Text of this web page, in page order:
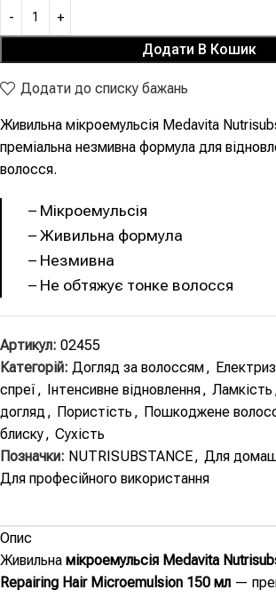
Додати В Кошик
Додати до списку бажань
Живильна мікроемульсія Medavita
преміальна незмивна формула для
волосся.
– Мікроемульсія
– Живильна формула
– Незмивна
– Не обтяжує тонке волосся
Артикул: 02455
Категорій: Догляд за волоссям,
спреї , Інтенсивне відновлення, Ламкість
догляд, Пористість , Пошкоджене
блиску, Сухість
Позначки: NUTRISUBSTANCE, Для
Для професійного використання
Опис
Живильна мікроемульсія Medavita
Repairing Hair Microemulsion 150 мл —